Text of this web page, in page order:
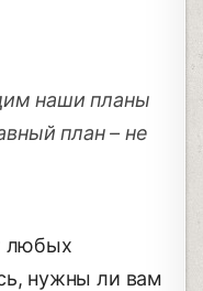
наши планы
план – не
любых
нужны ли вам